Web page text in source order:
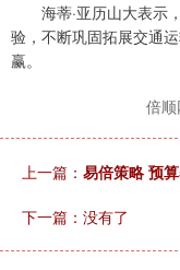
海蒂·亚历山大表示
验，不断巩固拓展交通
赢。
倍顺
上一篇： 易倍策略 预
下一篇：没有了